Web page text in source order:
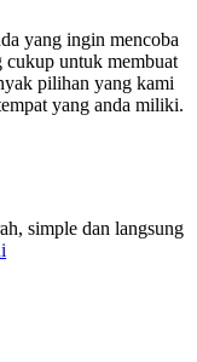
yang ingin mencoba
untuk membuat
pilihan yang kami
yang anda miliki.
simple dan langsung